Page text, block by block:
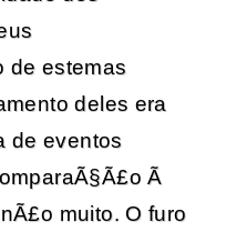
de estemas
deles era
de eventos
Ã
muito. O furo